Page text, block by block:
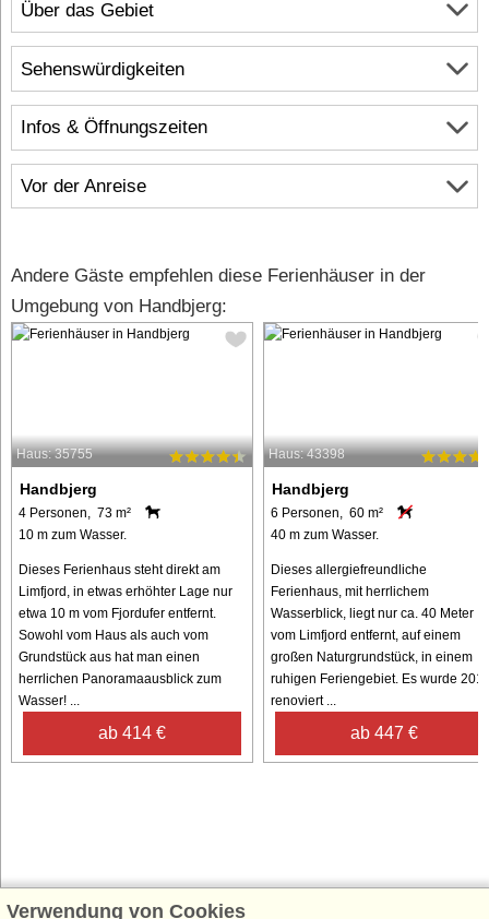
Über das Gebiet
Infos & Öffnungszeiten
Vor der Anreise
Sehenswürdigkeiten
Andere Gäste empfehlen diese Ferienhäuser in der
Umgebung von Handbjerg:
Haus: 35755
Handbjerg
4 Personen, 73 m²
10 m zum Wasser.
Dieses Ferienhaus steht direkt am
Limfjord, in etwas erhöhter Lage nur
etwa 10 m vom Fjordufer entfernt.
Sowohl vom Haus als auch vom
Grundstück aus hat man einen
herrlichen Panoramaausblick zum
Wasser! ...
ab 414 €
Haus: 43398
Handbjerg
6 Personen, 60 m²
40 m zum Wasser.
Dieses allergiefreundliche
Ferienhaus, mit herrlichem
Wasserblick, liegt nur ca. 40 Meter
vom Limfjord entfernt, auf einem
großen Naturgrundstück, in einem
ruhigen Feriengebiet. Es wurde
renoviert ...
ab 447 €
Verwendung von Cookies